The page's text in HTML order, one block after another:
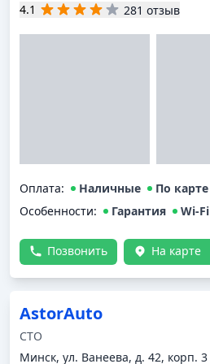
4.1 281 отзыв
Оплата: Наличные По карте
Особенности:
Гарантия Wi-Fi
Позвонить На карте
AstorAuto
СТО
Минск, ул. Ванеева, д. 42, корп. 3